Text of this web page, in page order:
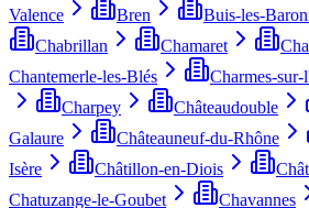
Valence
Bren Buis-les-
Chabrillan
Chamaret
Chantemerle-les-Blés
Charmes-sur-
Charpey
Châteaudouble
Galaure
Châteauneuf-du-Rhône
Isère
Châtillon-en-Diois
Chatuzange-le-Goubet
Chavannes